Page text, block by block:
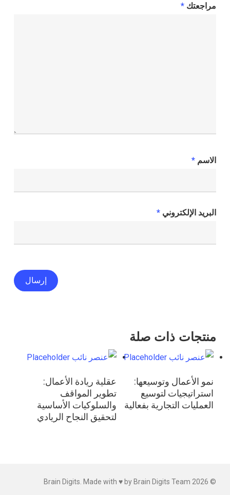
مراجعتك *
الاسم *
البريد الإلكتروني *
منتجات ذات صلة
قراءة المزيد
نمو الأعمال وتوسيعها:
استراتيجيات لتوسيع
العمليات التجارية بفعالية
قراءة المزيد
عقلية ريادة الأعمال:
تطوير المواقف
والسلوكيات الأساسية
لتحقيق النجاح الريادي
© 2026 Brain Digits. Made with ♥ by Brain Digits Team